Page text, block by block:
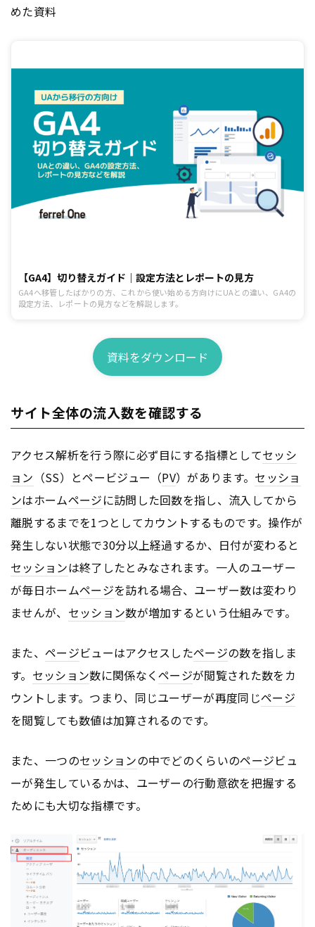
めた資料
【GA4】切り替えガイド｜設定方法とレポートの見方
GA4へ移管したばかりの方、これから使い始める方向けにUAとの違い、GA4の
設定方法、レポートの見方などを解説します。
資料をダウンロード
サイト全体の流入数を確認する
アクセス解析を行う際に必ず目にする指標としてセッシ
ョン （SS）とペービジュー（PV）があります。 セッショ
ンはホームページに訪問した回数を指し、流入してから
離脱するまでを1つとしてカウントするものです。操作が
発生しない状態で30分以上経過するか、日付が変わると
セッションは終了したとみなされます。一人のユーザー
が毎日ホームページを訪れる場合、ユーザー数は変わり
ませんが、 セッション数が増加するという仕組みです。
また、 ページビューはアクセスしたページの数を指しま
す。 セッション数に関係なくページが閲覧された数をカ
ウントします。つまり、同じユーザーが再度同じページ
を閲覧しても数値は加算されるのです。
また、一つのセッションの中でどのくらいのページビュ
ーが発生しているかは、ユーザーの行動意欲を把握する
ためにも大切な指標です。